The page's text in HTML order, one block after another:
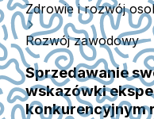
Zdrowie i rozwój
Rozwój zawodowy
Sprzedawanie
wskazówki
konkurencyjnym